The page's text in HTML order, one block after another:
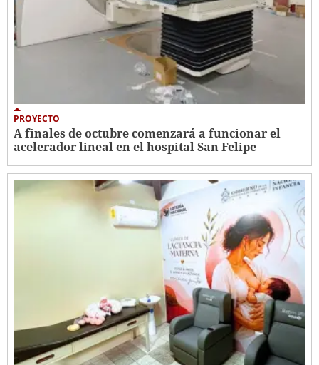
PROYECTO
A finales de octubre comenzará a funcionar el
acelerador lineal en el hospital San Felipe